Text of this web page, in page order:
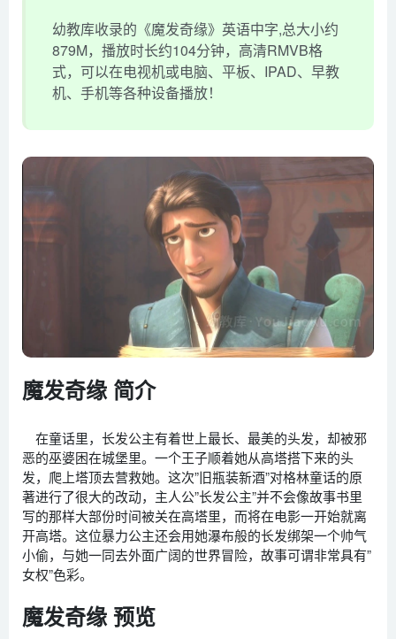
幼教库收录的《魔发奇缘》英语中字,总大小约
879M，播放时长约104分钟，高清RMVB格
式，可以在电视机或电脑、平板、IPAD、早教
机、手机等各种设备播放！
魔发奇缘 简介
在童话里，长发公主有着世上最长、最美的头发，却被邪
恶的巫婆困在城堡里。一个王子顺着她从高塔搭下来的头
发，爬上塔顶去营救她。这次”旧瓶装新酒”对格林童话的原
著进行了很大的改动，主人公”长发公主”并不会像故事书里
写的那样大部份时间被关在高塔里，而将在电影一开始就离
开高塔。这位暴力公主还会用她瀑布般的长发绑架一个帅气
小偷，与她一同去外面广阔的世界冒险，故事可谓非常具有”
女权”色彩。
魔发奇缘 预览